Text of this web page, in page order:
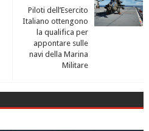
Piloti dell’Esercito
Italiano ottengono
la qualifica per
appontare sulle
navi della Marina
Militare